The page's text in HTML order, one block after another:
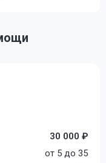
30 000 ₽
от 5 до 35